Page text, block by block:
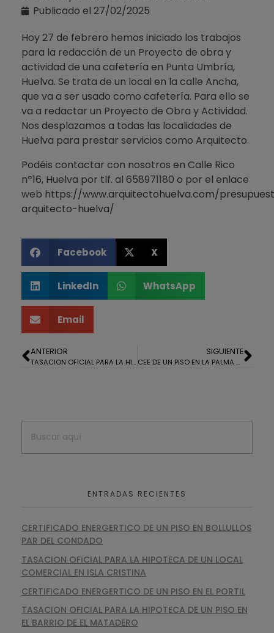
Publicado el 27/02/2025
Hoy 27 de febrero hemos iniciado los trabajos
para la redacción de un Proyecto de obra y
actividad de una cafetería en Punta Umbría,
Huelva. Se trata de un local en la calle Ancha,
que va a ser usado como cafetería. Para ello se
va a redactar un Proyecto de Obra y Actividad.
Nos desplazamos a todas las localidades de
Huelva para prestar servicios como Arquitecto.
Podéis contactar con nosotros en Calle Rico
nº16, Huelva por tlf. al 658971180 o por el enlace
web https://www.arquitectohuelva.com/
arquitecto-huelva/
Facebook X
LinkedIn WhatsApp
Email
ANTERIOR
TASACION OFICIAL PARA LA HIPOTECA DE UNA CASA EN SAN JUAN DEL PUERTO
SIGUIENTE
CEE DE UN PISO EN LA PALMA DEL CONDADO
ENTRADAS RECIENTES
CERTIFICADO ENERGERTICO DE UN PISO EN BOLLULLOS
PAR DEL CONDADO
TASACION OFICIAL PARA LA HIPOTECA DE UN LOCAL
COMERCIAL EN ISLA CRISTINA
CERTIFICADO ENERGERTICO DE UN PISO EN EL PORTIL
TASACION OFICIAL PARA LA HIPOTECA DE UN PISO EN
EL BARRIO DE EL MATADERO